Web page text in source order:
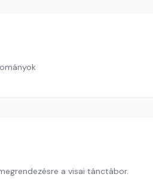
a visai tánctábor.